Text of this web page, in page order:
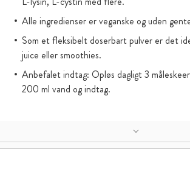
Alle ingredienser er veganske og uden
Som et fleksibelt doserbart pulver er det
juice eller smoothies.
Anbefalet indtag: Opløs dagligt 3
200 ml vand og indtag.